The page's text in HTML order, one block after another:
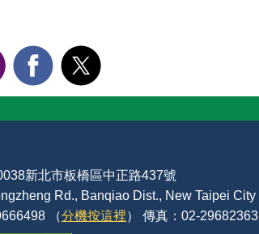
新北市板橋區中正路437號
Rd., Banqiao Dist., New Taipei City
（分機按這裡） 傳真：02-29682363